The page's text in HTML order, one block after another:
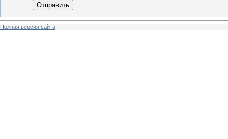
Отправить
Полная версия сайта